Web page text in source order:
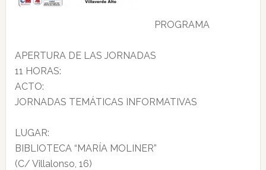
PROGRAMA
APERTURA DE LAS JORNADAS
11 HORAS:
ACTO:
JORNADAS TEMÁTICAS INFORMATIVAS
LUGAR:
BIBLIOTECA “MARÍA MOLINER”
(C/ Villalonso, 16)